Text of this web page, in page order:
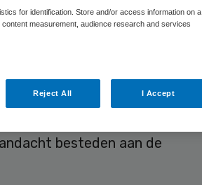
commissie in voor
besteden aan de
for identification. Store and/or access information on a
measurement, audience research and services
Reject All I Accept